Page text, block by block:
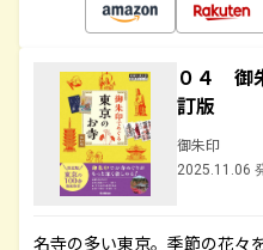
０４ 御
訂版
御朱印
2025.11.06
名寺の多い東京。季節の花々